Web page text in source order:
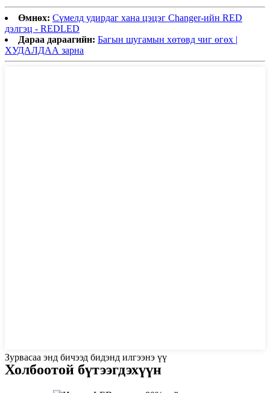
Өмнөх: Сүмелд удирдаг хана цэцэг Changer-ийн RED
дэлгэц - REDLED
Дараа дараагийн: Багын шугамын хөтөвд чиг өгөх |
ХУДАЛДАА зарна
Зурвасаа энд бичээд бидэнд илгээнэ үү
Холбоотой бүтээгдэхүүн